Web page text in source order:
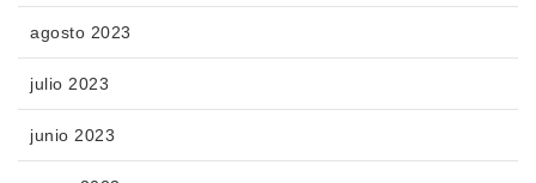
agosto 2023
julio 2023
junio 2023